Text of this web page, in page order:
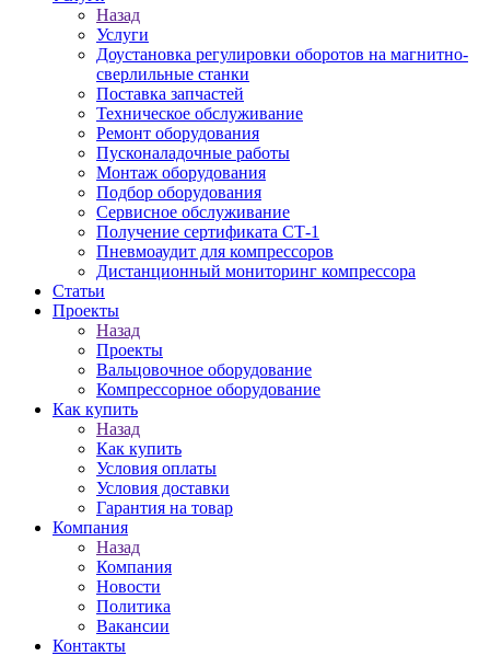
Назад
Услуги
Доустановка регулировки оборотов на магнитно-
сверлильные станки
Поставка запчастей
Техническое обслуживание
Ремонт оборудования
Пусконаладочные работы
Монтаж оборудования
Подбор оборудования
Сервисное обслуживание
Получение сертификата СТ-1
Пневмоаудит для компрессоров
Дистанционный мониторинг компрессора
Статьи
Проекты
Назад
Проекты
Вальцовочное оборудование
Компрессорное оборудование
Как купить
Назад
Как купить
Условия оплаты
Условия доставки
Гарантия на товар
Компания
Назад
Компания
Новости
Политика
Вакансии
Контакты